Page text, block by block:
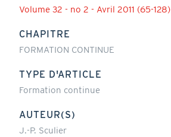
Volume 32 - no 2 - Avril 2011 (65-128)
CHAPITRE
FORMATION CONTINUE
TYPE D'ARTICLE
Formation continue
AUTEUR(S)
J.-P. Sculier